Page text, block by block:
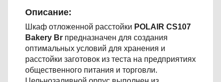
Описание:
Шкаф отложенной расстойки POLAIR CS107
Bakery Br предназначен для создания
оптимальных условий для хранения и
расстойки заготовок из теста на предприятиях
общественного питания и торговли.